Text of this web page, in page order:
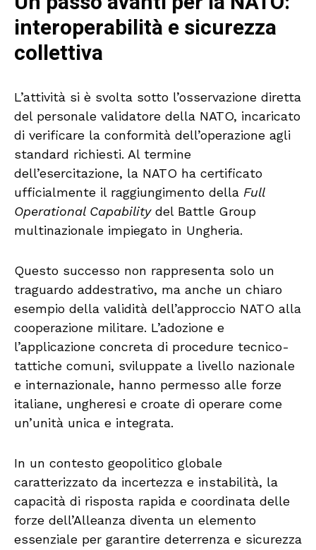
interoperabilità e sicurezza
collettiva
L’attività si è svolta sotto l’osservazione diretta
del personale validatore della NATO, incaricato
di verificare la conformità dell’operazione agli
standard richiesti. Al termine
dell’esercitazione, la NATO ha certificato
ufficialmente il raggiungimento della Full
Operational Capabilitydel Battle Group
multinazionale impiegato in Ungheria.
Questo successo non rappresenta solo un
traguardo addestrativo, ma anche un chiaro
esempio della validità dell’approccio NATO alla
cooperazione militare. L’adozione e
l’applicazione concreta di procedure tecnico-
tattiche comuni, sviluppate a livello nazionale
e internazionale, hanno permesso alle forze
italiane, ungheresi e croate di operare come
un’unità unica e integrata.
In un contesto geopolitico globale
caratterizzato da incertezza e instabilità, la
capacità di risposta rapida e coordinata delle
forze dell’Alleanza diventa un elemento
essenziale per garantire deterrenza e sicurezza